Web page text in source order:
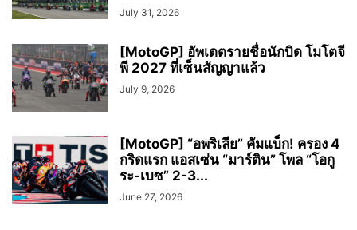
July 31, 2026
[MotoGP] อัพเดตรายชื่อนักบิด โมโตจี
พี 2027 ที่เซ็นสัญญาแล้ว
July 9, 2026
[MotoGP] “อพริเลีย” คัมแบ็ก! ครอง 4
กริดแรก แอสเซ่น “มาร์ติน” โพล “โอกู
ระ-เบซ” 2-3...
June 27, 2026